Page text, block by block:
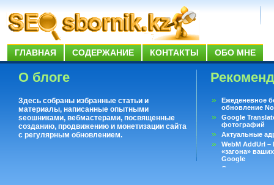
ГЛАВНАЯ СОДЕРЖАНИЕ КОНТАКТЫ ОБО МНЕ
О блоге
Здесь собраны избранные статьи и
материалы, написанные опытными
seoшниками, вебмастерами, посвященные
созданию, продвижению и монетизации сайта
с регулярным обновлением.
Ежеденевное
обновление
Google
фотографий
Актуальные
WebM AddUrl
«загона»
Google
Существует